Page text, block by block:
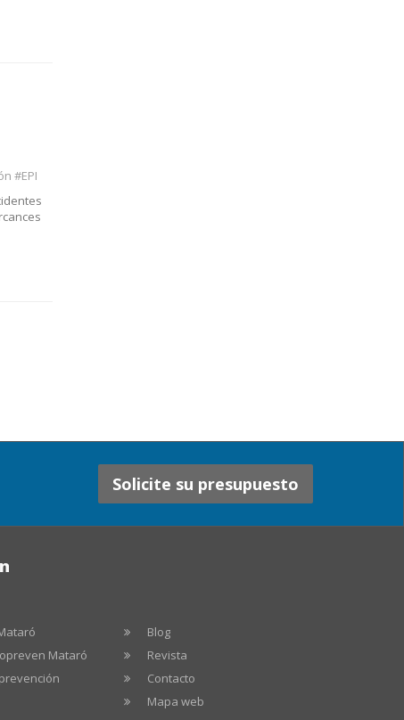
#EPI
Solicite su presupuesto
Mataró
Blog
Revista
Contacto
Mapa web